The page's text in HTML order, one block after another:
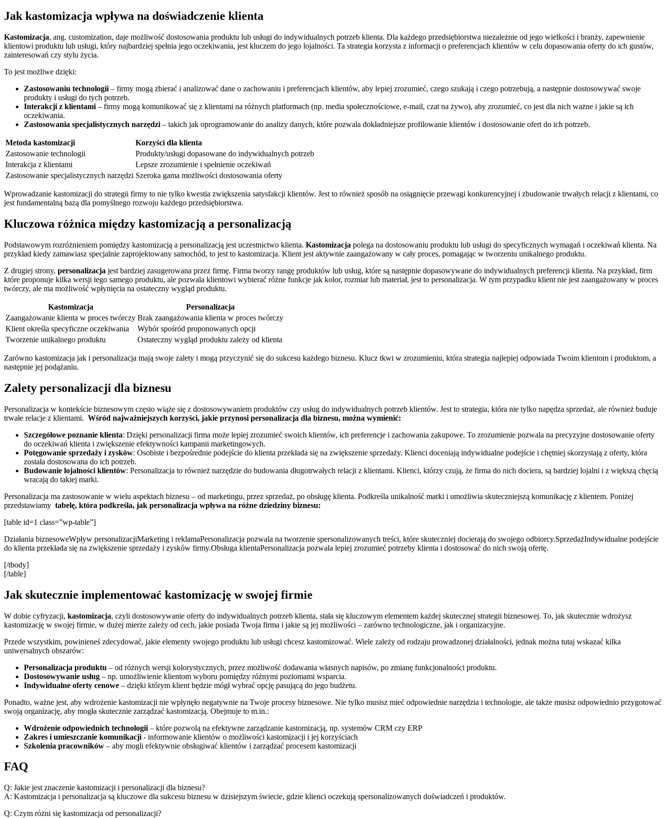
Jak kastomizacja wpływa na doświadczenie klienta
Kastomizacja, ang. customization, daje możliwość dostosowania ⁤produktu lub​ usługi⁣ do indywidualnych potrzeb klienta. Dla każdego przedsiębiorstwa niezależnie od jego wielkości i ‍branży, zapewnienie
klientowi⁢ produktu lub usługi,‍ który​ najbardziej spełnia jego oczekiwania, jest kluczem do jego ⁢lojalności. Ta ​strategia korzysta⁣ z⁤ informacji o preferencjach klientów w celu dopasowania oferty do ich ⁤gustów,
zainteresowań czy stylu życia.
To jest możliwe dzięki:
Zastosowaniu technologii – firmy mogą ‌zbierać i ⁢analizować dane o zachowaniu i preferencjach klientów, aby lepiej zrozumieć, czego szukają i czego potrzebują, ⁢a następnie dostosowywać swoje
produkty i usługi do tych ⁤potrzeb.
Interakcji z klientami – firmy mogą komunikować się z ‍klientami na różnych platformach (np. media społecznościowe, e-mail, czat na żywo), aby zrozumieć, co jest dla nich ‍ważne i jakie ⁣są ich
oczekiwania.
Zastosowania specjalistycznych ⁣narzędzi – ​takich jak oprogramowanie do analizy danych, które pozwala dokładniejsze ⁣profilowanie klientów i dostosowanie ofert do ich potrzeb.
Metoda kastomizacji
Korzyści dla klienta
Zastosowanie technologii
Produkty/usługi dopasowane ​do indywidualnych potrzeb
Interakcja z klientami
Lepsze zrozumienie⁣ i spełnienie ‍oczekiwań
Zastosowanie specjalistycznych ⁤narzędzi Szeroka gama możliwości⁣ dostosowania oferty
Wprowadzanie kastomizacji do strategii firmy to nie tylko kwestia zwiększenia satysfakcji klientów. Jest to również sposób na osiągnięcie przewagi konkurencyjnej i zbudowanie trwałych relacji z klientami, co
jest‍ fundamentalną bazą dla pomyślnego rozwoju każdego przedsiębiorstwa.
Kluczowa różnica między kastomizacją a personalizacją
Podstawowym rozróżnieniem pomiędzy⁤ kastomizacją a personalizacją jest ‍uczestnictwo klienta. Kastomizacja polega na‌ dostosowaniu produktu lub usługi ⁤do specyficznych wymagań i oczekiwań klienta. Na
przykład kiedy ⁤zamawiasz specjalnie zaprojektowany samochód, to jest to kastomizacja. Klient jest aktywnie zaangażowany​ w cały proces, pomagając w tworzeniu unikalnego produktu.
Z ‌drugiej strony, personalizacja jest bardziej zasugerowana przez firmę. Firma tworzy rangę produktów lub usług, ‍które są następnie dopasowywane do indywidualnych preferencji klienta. Na przykład,⁤ firm
‍które proponuje kilka wersji tego samego produktu, ale pozwala klientowi wybierać różne funkcje jak kolor, rozmiar lub⁤ materiał, jest to personalizacja. W tym ⁢przypadku klient nie jest zaangażowany w proces
twórczy, ale ma możliwość wpłynięcia na ostateczny wygląd produktu.
Kastomizacja
Personalizacja
Zaangażowanie klienta w proces twórczy Brak zaangażowania klienta w proces‌ twórczy
Klient określa⁣ specyficzne‌ oczekiwania
Wybór spośród proponowanych opcji
Tworzenie unikalnego produktu
Ostateczny wygląd produktu‍ zależy od klienta
Zarówno kastomizacja jak i personalizacja ​mają swoje zalety i mogą przyczynić się do sukcesu każdego biznesu. Klucz ⁤tkwi w zrozumieniu, która strategia najlepiej ⁢odpowiada Twoim klientom i produktom, a
następnie‍ jej podążaniu.
Zalety personalizacji ⁢dla biznesu
Personalizacja ⁤w kontekście⁢ biznesowym często wiąże ‌się z dostosowywaniem ⁤produktów czy usług do indywidualnych potrzeb klientów. Jest to strategia, która nie⁣ tylko napędza sprzedaż, ale również buduje
trwałe relacje z klientami. ⁣ Wśród najważniejszych korzyści, jakie przynosi personalizacja dla biznesu, można wymienić:
Szczegółowe poznanie klienta: Dzięki personalizacji firma może lepiej zrozumieć swoich klientów, ich preferencje i ‌zachowania⁢ zakupowe. To ⁣zrozumienie pozwala na precyzyjne dostosowanie‍ oferty
do oczekiwań klienta‍ i zwiększenie efektywności kampanii marketingowych.
Potęgowanie sprzedaży i zysków: Osobiste i bezpośrednie podejście do klienta przekłada się​ na zwiększenie sprzedaży. Klienci doceniają indywidualne podejście i chętniej skorzystają ​z oferty, która
została ⁤dostosowana do ich potrzeb.
Budowanie lojalności klientów: ​Personalizacja⁣ to również narzędzie do budowania długotrwałych relacji z klientami. Klienci, ⁤którzy czują, że firma do⁢ nich dociera, są bardziej lojalni i z większą chęcią
wracają do takiej ⁣marki.
Personalizacja ma zastosowanie w⁣ wielu aspektach biznesu – od marketingu, przez sprzedaż, po obsługę klienta. Podkreśla⁣ unikalność marki i umożliwia skuteczniejszą komunikację z klientem. Poniżej
przedstawiamy ⁣ tabelę, która podkreśla, jak personalizacja wpływa na różne dziedziny biznesu:
[table id=1 class=”wp-table”]
Działania biznesoweWpływ ⁤personalizacjiMarketing i reklamaPersonalizacja pozwala na⁣ tworzenie spersonalizowanych⁢ treści, które skuteczniej docierają do swojego odbiorcy.SprzedażIndywidualne podejście
do‍ klienta przekłada‍ się na zwiększenie⁤ sprzedaży i zysków firmy.Obsługa klientaPersonalizacja pozwala lepiej zrozumieć potrzeby klienta i dostosować do nich swoją ‍ofertę.
[/tbody]
[/table]
Jak skutecznie implementować kastomizację w swojej firmie
W dobie cyfryzacji, kastomizacja, czyli dostosowywanie oferty do indywidualnych potrzeb klienta, stała się kluczowym‍ elementem każdej skutecznej strategii biznesowej. To, jak skutecznie wdrożysz
kastomizację w ​swojej​ firmie, w dużej mierze zależy od cech, ⁣jakie posiada⁢ Twoja firma i jakie są jej możliwości – zarówno technologiczne, jak i organizacyjne.
Przede wszystkim, powinieneś zdecydować, jakie elementy swojego produktu lub usługi chcesz kastomizować. Wiele zależy od rodzaju prowadzonej⁣ działalności,⁣ jednak można tutaj wskazać kilka
uniwersalnych obszarów:
Personalizacja produktu – od różnych wersji ⁢kolorystycznych, przez możliwość dodawania‍ własnych napisów, po zmianę funkcjonalności produktu.
Dostosowywanie usług – np. umożliwienie klientom wyboru pomiędzy różnymi poziomami⁢ wsparcia.
Indywidualne oferty cenowe – dzięki⁣ którym klient będzie mógł wybrać opcję pasującą do jego budżetu.
Ponadto, ważne jest, aby wdrożenie kastomizacji nie wpłynęło negatywnie na Twoje procesy biznesowe. Nie tylko musisz mieć odpowiednie narzędzia i technologie, ale także musisz odpowiednio ​przygotować
swoją organizację, aby‍ mogła skutecznie zarządzać kastomizacją. Obejmuje to m.in.:
Wdrożenie odpowiednich technologii – które pozwolą na efektywne ‌zarządzanie kastomizacją, np. systemów CRM czy ERP
Zakres i umieszczanie komunikacji ⁣- informowanie klientów o możliwości kastomizacji i jej korzyściach
Szkolenia pracowników – aby mogli ⁣efektywnie obsługiwać klientów i zarządzać ⁣procesem kastomizacji
FAQ
Q: Jakie jest znaczenie kastomizacji i personalizacji dla biznesu?
A: Kastomizacja i personalizacja są kluczowe dla sukcesu biznesu w dzisiejszym świecie, gdzie klienci ​oczekują spersonalizowanych doświadczeń i produktów.
Q: Czym różni się kastomizacja od personalizacji?